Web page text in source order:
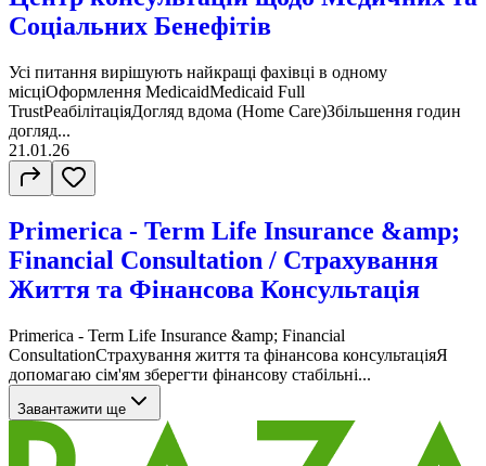
Соціальних Бенефітів
Усі питання вирішують найкращі фахівці в одному
місціОформлення MedicaidMedicaid Full
TrustРеабілітаціяДогляд вдома (Home Care)Збільшення годин
догляд...
21.01.26
Primerica - Term Life Insurance &amp;
Financial Consultation / Страхування
Життя та Фінансова Консультація
Primerica - Term Life Insurance &amp; Financial
ConsultationСтрахування життя та фінансова консультаціяЯ
допомагаю сім'ям зберегти фінансову стабільні...
Завантажити ще